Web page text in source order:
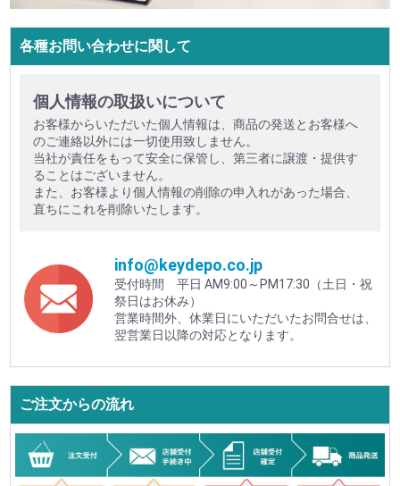
各種お問い合わせに関して
個人情報の取扱いについて
お客様からいただいた個人情報は、商品の発送とお客様へ
のご連絡以外には一切使用致しません。
当社が責任をもって安全に保管し、第三者に譲渡・提供す
ることはございません。
また、お客様より個人情報の削除の申入れがあった場合、
直ちにこれを削除いたします。
info@keydepo.co.jp
受付時間 平日 AM9:00～PM17:30（土日・祝
祭日はお休み）
営業時間外、休業日にいただいたお問合せは、
翌営業日以降の対応となります。
ご注文からの流れ